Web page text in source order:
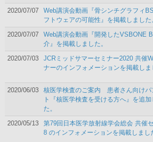
2020/07/07
Web講演会動画『骨シンチグラフィ
フトウェアの可能性』を掲載しました
2020/07/07
Web講演会動画『開発したVSBONE
介』を掲載しました。
2020/07/03
JCRミッドサマーセミナー2020 共催
ナーのインフォメーションを掲載しま
2020/06/03
核医学検査のご案内 患者さん向けパ
ト『核医学検査を受ける方へ』を追加
た。
2020/05/13
第79回日本医学放射線学会総会 共催
8 のインフォメーションを掲載しまし